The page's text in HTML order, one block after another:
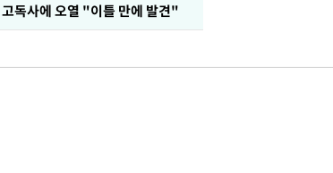
독사에 오열 "이틀 만에 발견"